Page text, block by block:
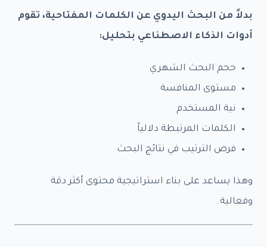
بدلاً من البحث اليدوي عن الكلمات المفتاحية، تقوم
أدوات الذكاء الاصطناعي بتحليل:
حجم البحث الشهري
مستوى المنافسة
نية المستخدم
الكلمات المرتبطة دلالياً
فرص الترتيب في نتائج البحث
وهذا يساعد على بناء استراتيجية محتوى أكثر دقة
وفعالية.